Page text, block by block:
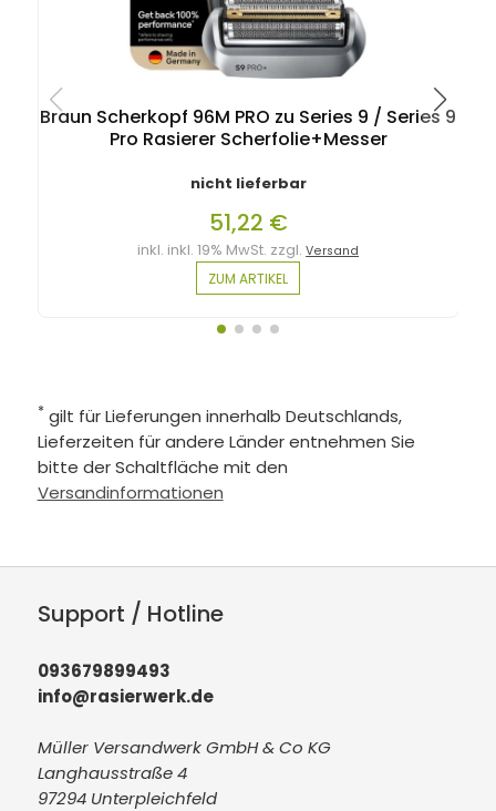
Braun Scherkopf 96M PRO zu Series 9 / Series 9
Pro Rasierer Scherfolie+Messer
nicht lieferbar
51,22 €
inkl. inkl. 19% MwSt. zzgl.Versand
ZUM ARTIKEL
* gilt für Lieferungen innerhalb Deutschlands,
Lieferzeiten für andere Länder entnehmen Sie
bitte der Schaltfläche mit den
Versandinformationen
Support / Hotline
093679899493
info@rasierwerk.de
Müller Versandwerk GmbH & Co KG
Langhausstraße 4
97294 Unterpleichfeld